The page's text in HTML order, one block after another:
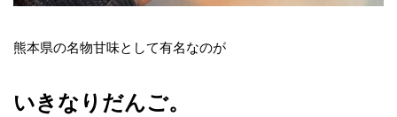
熊本県の名物甘味として有名なのが
いきなりだんご。